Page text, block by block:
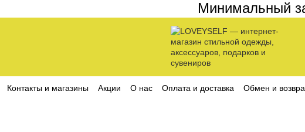
Минимальный
Контакты и магазины Акции О нас Оплата и доставка Обмен и